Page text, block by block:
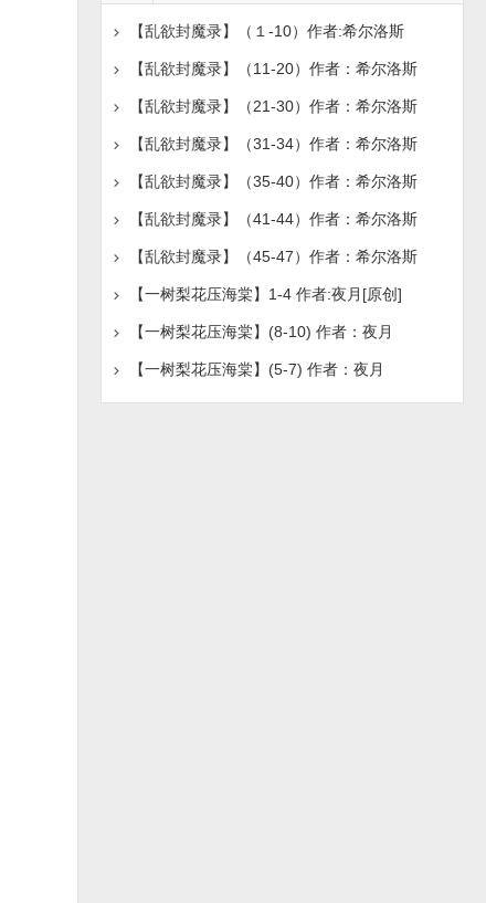
【乱欲封魔录】（１-10）作者:希尔洛斯
【乱欲封魔录】（11-20）作者：希尔洛斯
【乱欲封魔录】（21-30）作者：希尔洛斯
【乱欲封魔录】（31-34）作者：希尔洛斯
【乱欲封魔录】（35-40）作者：希尔洛斯
【乱欲封魔录】（41-44）作者：希尔洛斯
【乱欲封魔录】（45-47）作者：希尔洛斯
【一树梨花压海棠】1-4 作者:夜月[原创]
【一树梨花压海棠】(8-10) 作者：夜月
【一树梨花压海棠】(5-7) 作者：夜月